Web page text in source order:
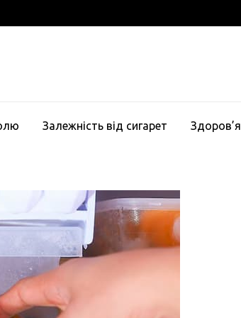
Залежність від сигарет Здоров’я